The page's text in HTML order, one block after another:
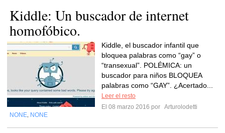
Kiddle: Un buscador de internet
homofóbico.
Kiddle, el buscador infantil que
bloquea palabras como “gay” o
“transexual”. POLÉMICA: un
buscador para niños BLOQUEA
palabras como “GAY”. ¿Acertado...
Leer el resto
El 08 marzo 2016 por Arturolodetti
NONE NONE